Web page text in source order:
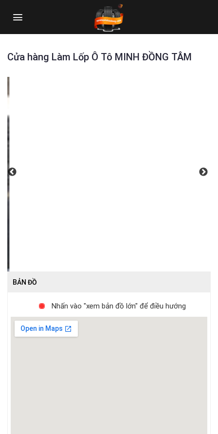
Cửa hàng Làm Lốp Ô Tô MINH ĐỒNG TÂM
BẢN ĐỒ
Nhấn vào "xem bản đồ lớn" để điều hướng